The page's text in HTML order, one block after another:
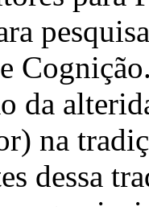
da
na
dessa